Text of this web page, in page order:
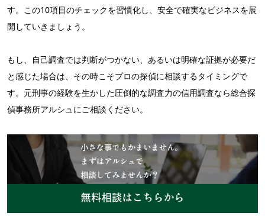
す。この10項目のチェックを習慣化し、安全で確実なビジネスを展
開していきましょう。
もし、自己調査では判断がつかない、あるいは明確な証拠が必要だ
と感じた場合は、その時こそプロの探偵に相談するタイミングで
す。元刑事の経験を生かした圧倒的な調査力の信用調査なら総合探
偵事務所アルシュにご相談ください。